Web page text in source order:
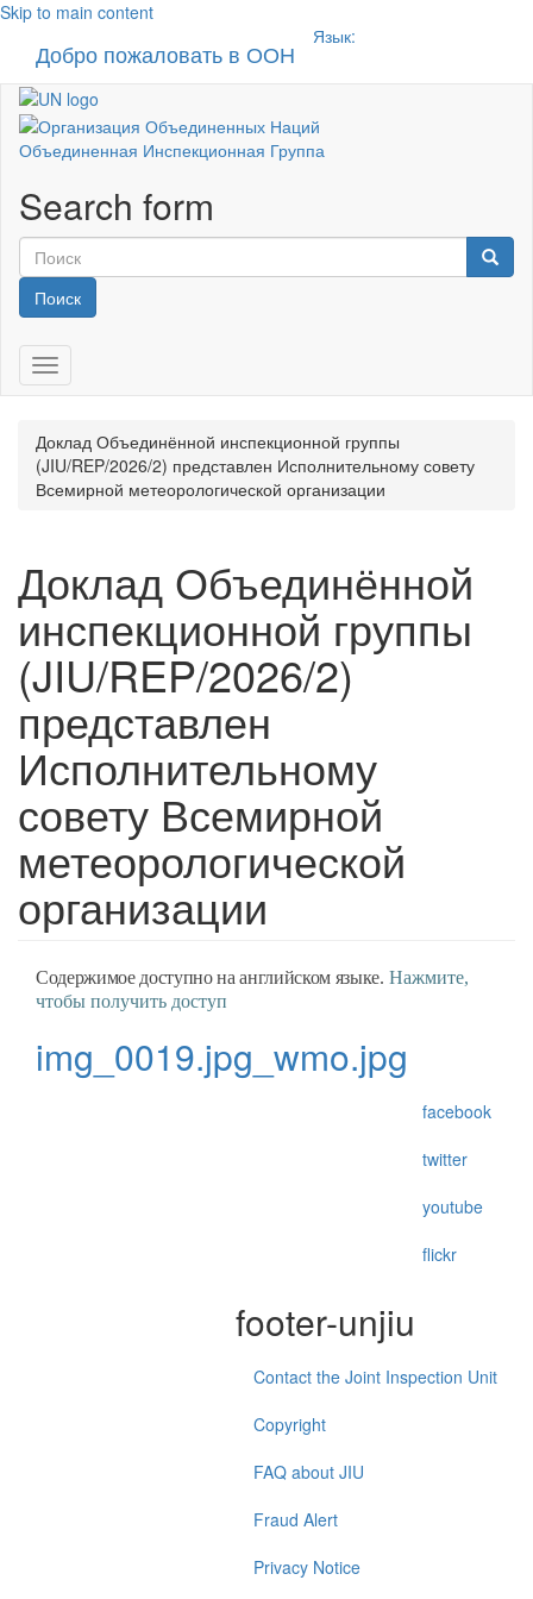
Skip to main content
Добро пожаловать в ООН
Язык:
Объединенная Инспекционная Группа
Search form
Поиск
Toggle navigation
Доклад Объединённой инспекционной группы
(JIU/REP/2026/2) представлен Исполнительному совету
Всемирной метеорологической организации
Доклад Объединённой
инспекционной группы
(JIU/REP/2026/2)
представлен
Исполнительному
совету Всемирной
метеорологической
организации
Содержимое доступно на английском языке. Нажмите,
чтобы получить доступ
img_0019.jpg_wmo.jpg
facebook
twitter
youtube
flickr
footer-unjiu
Contact the Joint Inspection Unit
Copyright
FAQ about JIU
Fraud Alert
Privacy Notice